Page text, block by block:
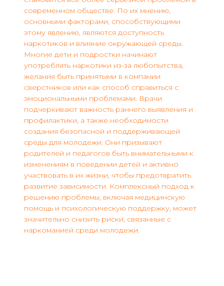
современном обществе. По их мнению,
основными факторами, способствующими
этому явлению, являются доступность
наркотиков и влияние окружающей среды.
Многие дети и подростки начинают
употреблять наркотики из-за любопытства,
желания быть принятыми в компании
сверстников или как способ справиться с
эмоциональными проблемами. Врачи
подчеркивают важность раннего выявления и
профилактики, а также необходимости
создания безопасной и поддерживающей
среды для молодежи. Они призывают
родителей и педагогов быть внимательными к
изменениям в поведении детей и активно
участвовать в их жизни, чтобы предотвратить
развитие зависимости. Комплексный подход к
решению проблемы, включая медицинскую
помощь и психологическую поддержку, может
значительно снизить риски, связанные с
наркоманией среди молодежи.